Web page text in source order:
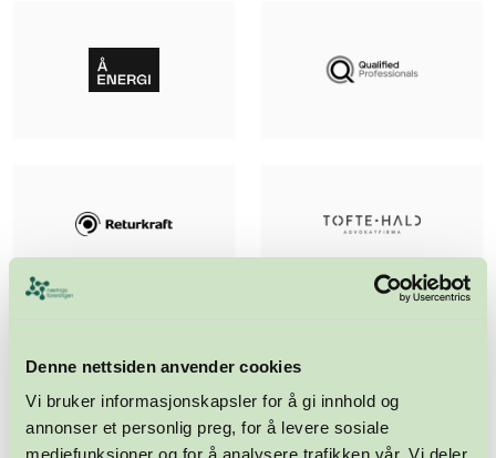
Denne nettsiden anvender cookies
Vi bruker informasjonskapsler for å gi innhold og
annonser et personlig preg, for å levere sosiale
mediefunksjoner og for å analysere trafikken vår. Vi deler